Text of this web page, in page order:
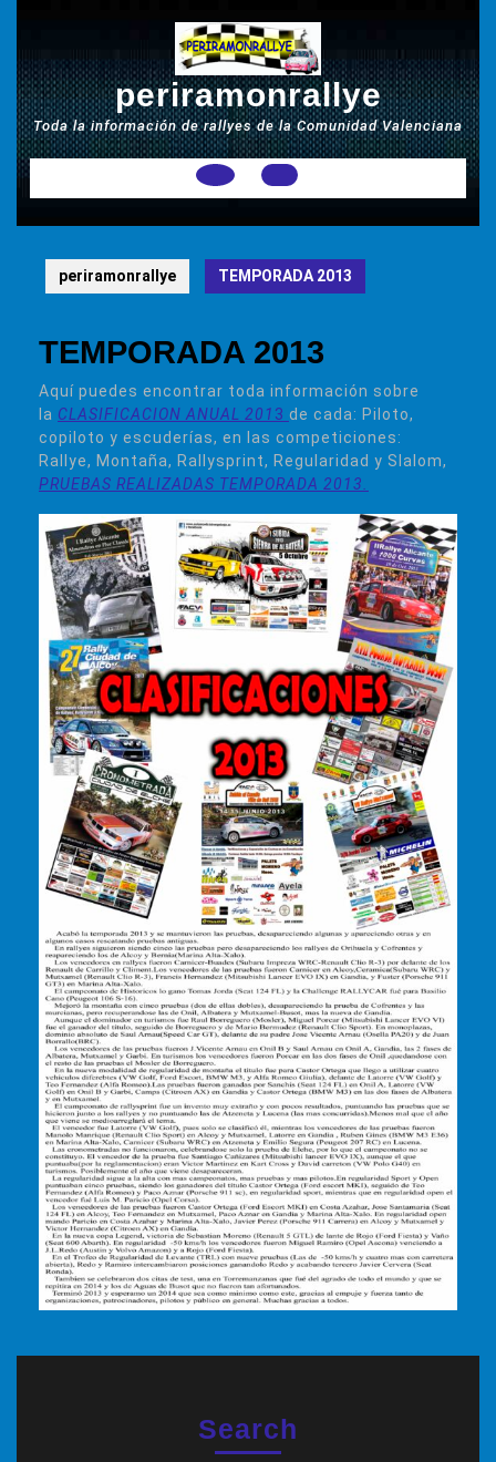
contenido
periramonrallye
Toda la información de rallyes de la Comunidad Valenciana
Botón
de
apertura
periramonrallye TEMPORADA 2013
TEMPORADA 2013
Aquí puedes encontrar toda información sobre
la CLASIFICACION ANUAL 201 3 de cada: Piloto,
copiloto y escuderías, en las competiciones:
Rallye, Montaña, Rallysprint, Regularidad y Slalom,
PRUEBAS REALIZADAS TEMPORADA 2013.
Search